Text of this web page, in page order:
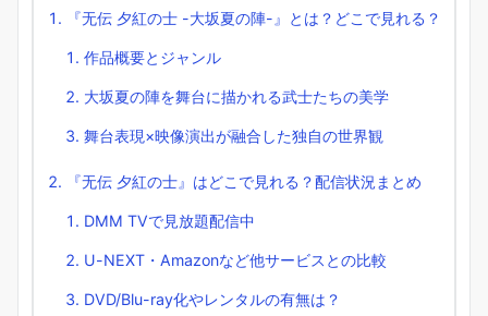
『无伝 夕紅の士 -大坂夏の陣-』とは？どこで見れる？
作品概要とジャンル
大坂夏の陣を舞台に描かれる武士たちの美学
舞台表現×映像演出が融合した独自の世界観
『无伝 夕紅の士』はどこで見れる？配信状況まとめ
DMM TVで見放題配信中
U-NEXT・Amazonなど他サービスとの比較
DVD/Blu-ray化やレンタルの有無は？